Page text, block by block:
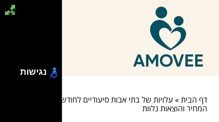
דף הבית» עלויות של בתי אבות סיעודיים לחודש: פירוט מרכיבי
המחיר והוצאות נלוות
נגישות